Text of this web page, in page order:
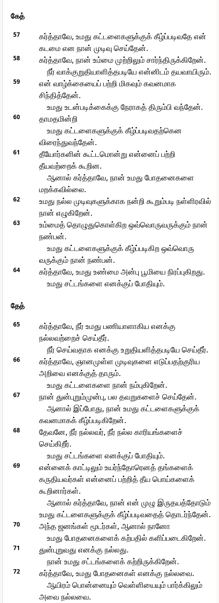
கேத்
57
கர்த்தாவே, உமது கட்டளைகளுக்குக் கீழ்ப்படிவதே என்
கடமை என நான் முடிவு செய்தேன்.
58
கர்த்தாவே, நான் உம்மை முற்றிலும் சார்ந்திருக்கிறேன்.
நீர் வாக்குறுதியாளித்தபடியே என்னிடம் தயவாயிரும்.
59
என் வாழ்க்கையைப் பற்றி மிகவும் கவனமாக
சிந்தித்தேன்.
உமது உடன்படிக்கைக்கு நேராகத் திரும்பி வந்தேன்.
60
தாமதமின்றி
உமது கட்டளைகளுக்குக் கீழ்ப்படிவதற்கென
விரைந்துவந்தேன்.
61
தீயோர்களின் கூட்டமொன்று என்னைப் பற்றி
தீயவற்றைக் கூறின.
ஆனால் கர்த்தாவே, நான் உமது போதனைகளை
மறக்கவில்லை.
62
உமது நல்ல முடிவுகளுக்காக நன்றி கூறும்படி நள்ளிரவில்
நான் எழுகிறேன்.
63
உம்மைத் தொழுதுகொள்கிற ஒவ்வொருவருக்கும் நான்
நண்பன்.
உமது கட்டளைகளுக்குக் கீழ்ப்படிகிற ஒவ்வொரு
வருக்கும் நான் நண்பன்.
64
கர்த்தாவே, உமது உண்மை அன்பு பூமியை நிரப்புகிறது.
உமது சட்டங்களை எனக்குப் போதியும்.
தேத்
65
கர்த்தாவே, நீர் உமது பணியாளாகிய எனக்கு
நல்லவற்றைச் செய்தீர்.
நீர் செய்வதாக எனக்கு உறுதியளித்தபடியே செய்தீர்.
66
கர்த்தாவே, ஞானமுள்ள முடிவுகளை எடுப்பதற்குரிய
அறிவை எனக்குத் தாரும்.
உமது கட்டளைகளை நான் நம்புகிறேன்.
67
நான் துன்புறும்முன்பு, பல தவறுகளைச் செய்தேன்.
ஆனால் இப்போது, நான் உமது கட்டளைகளுக்குக்
கவனமாகக் கீழ்ப்படிகிறேன்.
68
தேவனே, நீர் நல்லவர், நீர் நல்ல காரியங்களைச்
செய்கிறீர்.
உமது சட்டங்களை எனக்குப் போதியும்.
69
என்னைக் காட்டிலும் உயர்ந்தோரெனத் தங்களைக்
கருதியவர்கள் என்னைப் பற்றித் தீய பொய்களைக்
கூறினார்கள்.
ஆனால் கர்த்தாவே, நான் என் முழு இருதயத்தோடும்
உமது கட்டளைகளுக்குக் கீழ்ப்படிவதைத் தொடர்ந்தேன்.
70
அந்த ஜனங்கள் மூடர்கள், ஆனால் நானோ
உமது போதனைகளைக் கற்பதில் களிப்படைகிறேன்.
71
துன்புறுவது எனக்கு நல்லது.
நான் உமது சட்டங்களைக் கற்றிருக்கிறேன்.
72
கர்த்தாவே, உமது போதனைகள் எனக்கு நல்லவை.
ஆயிரம் பொன்னையும் வெள்ளியையும் பார்க்கிலும்
அவை நல்லவை.